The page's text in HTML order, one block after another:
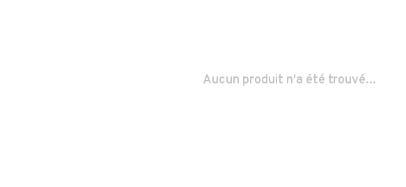
Aucun produit n'a été trouvé...